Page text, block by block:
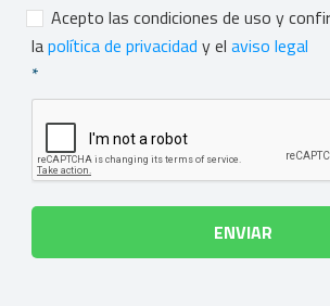
Consentimiento*
Acepto las condiciones de uso y
lapolítica de privacidad y el aviso legal
*